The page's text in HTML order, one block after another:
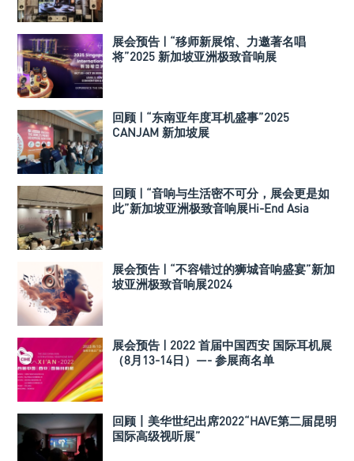
展会预告 | “移师新展馆、力邀著名唱
将”2025 新加坡亚洲极致音响展
回顾 | “东南亚年度耳机盛事”2025
CANJAM 新加坡展
回顾 | “音响与生活密不可分，展会更是如
此”新加坡亚洲极致音响展Hi-End Asia
展会预告 | “不容错过的狮城音响盛宴”新加
坡亚洲极致音响展2024
展会预告 | 2022 首届中国西安 国际耳机展
（8月13-14日）—- 参展商名单
回顾丨美华世纪出席2022“HAVE第二届昆明
国际高级视听展”